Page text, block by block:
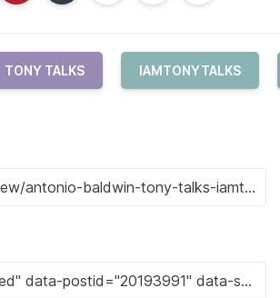
TONY TALKS IAMTONYTALKS